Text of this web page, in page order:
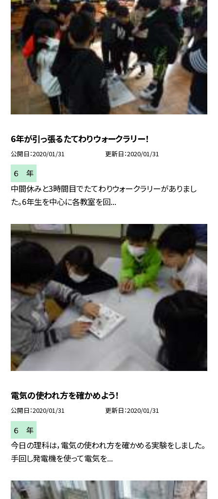
6年が引っ張るたてわりウォークラリー！
公開日 2020/01/31 更新日 2020/01/31
６ 年
中間休みと3時間目でたてわりウォークラリーがありまし
た。6年生を中心に各教室を回...
電気の使われ方を確かめよう！
公開日 2020/01/31 更新日 2020/01/31
６ 年
今日の理科は，電気の使われ方を確かめる実験をしました。
手回し発電機を使って電気を...